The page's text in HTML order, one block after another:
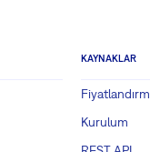
KAYNAKLAR
Kurulum